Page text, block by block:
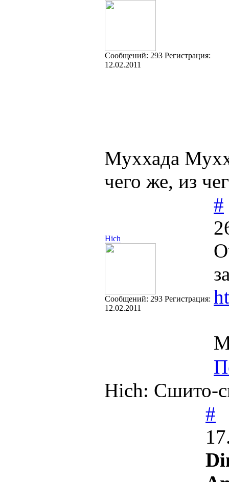
Cообщений: 293 Регистрация:
12.02.2011
Муххада
чего же, из
Hich
Cообщений: 293 Регистрация:
12.02.2011
#
Hich: Сшито-
#